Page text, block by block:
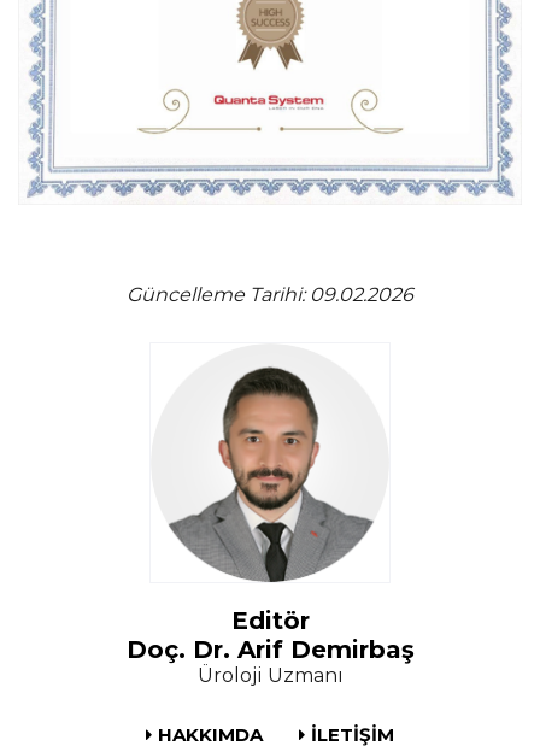
Güncelleme Tarihi: 09.02.2026
Editör
Doç. Dr. Arif Demirbaş
Üroloji Uzmanı
HAKKIMDA İLETİŞİM